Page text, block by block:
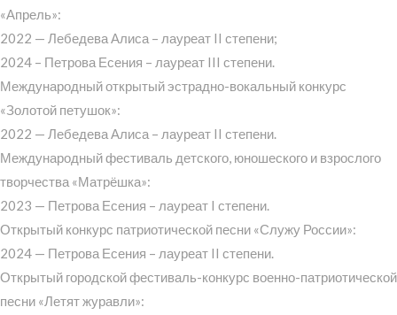
«Апрель»:
2022 — Лебедева Алиса – лауреат II степени;
2024 – Петрова Есения – лауреат III степени.
Международный открытый эстрадно-вокальный конкурс
«Золотой петушок»:
2022 — Лебедева Алиса – лауреат II степени.
Международный фестиваль детского, юношеского и взрослого
творчества «Матрёшка»:
2023 — Петрова Есения – лауреат I степени.
Открытый конкурс патриотической песни «Служу России»:
2024 — Петрова Есения – лауреат II степени.
Открытый городской фестиваль-конкурс военно-патриотической
песни «Летят журавли»: